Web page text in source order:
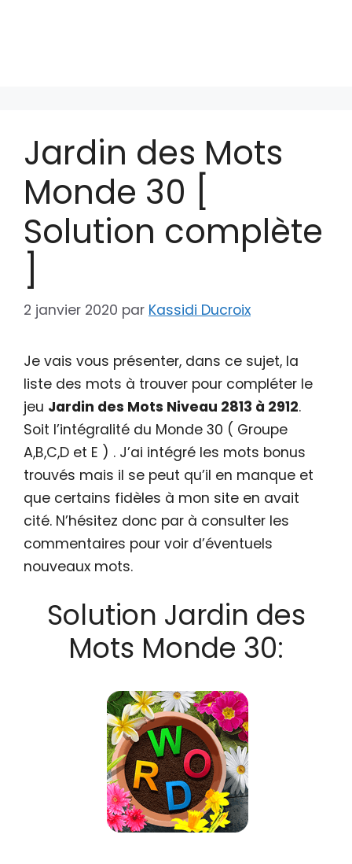
Jardin des Mots
Monde 30 [
Solution complète
2 janvier 2020 par Kassidi Ducroix
Je vais vous présenter, dans ce sujet, la
liste des mots à trouver pour compléter le
jeu Jardin des Mots Niveau 2813 à 2912.
Soit l’intégralité du Monde 30 ( Groupe
A,B,C,D et E ) . J’ai intégré les mots bonus
trouvés mais il se peut qu’il en manque et
que certains fidèles à mon site en avait
cité. N’hésitez donc par à consulter les
commentaires pour voir d’éventuels
nouveaux mots.
Solution Jardin des
Mots Monde 30: